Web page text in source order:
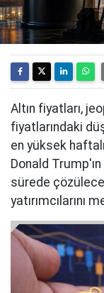
Altın fiyatları,
fiyatlarındaki
en yüksek
Donald
sürede
yatırımcılarını